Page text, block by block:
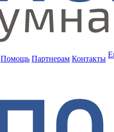
Помощь Партнерам Контакты